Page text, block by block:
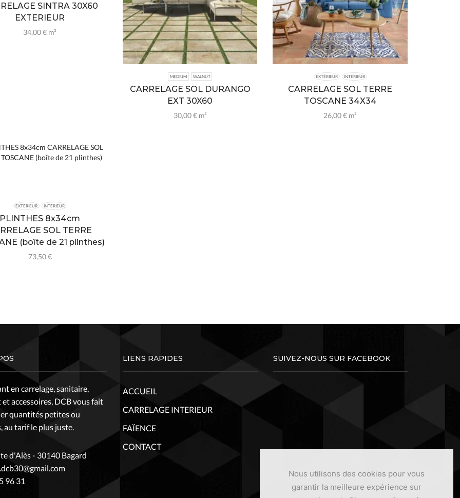
SINTRA 30X60
EXTERIEUR
34,00€ m²
MEDIUM WALNUT
CARRELAGE SOL DURANGO
EXT 30X60
30,00€m²
EXTÉRIEUR INTÉRIEUR
CARRELAGE SOL TERRE
TOSCANE 34X34
26,00€ m²
EXTÉRIEUR INTÉRIEUR
PLINTHES 8x34cm
SOL TERRE
(boîte de 21 plinthes)
73,50€
en carrelage, sanitaire,
accessoires, DCB vous fait
quantités petites ou
au tarif le plus juste.
d'Alès - 30140 Bagard
96 31
LIENS RAPIDES
ACCUEIL
CARRELAGE INTERIEUR
FAÏENCE
CONTACT
SUIVEZ-NOUS SUR FACEBOOK
Nous utilisons des cookies pour vous
garantir la meilleure expérience sur